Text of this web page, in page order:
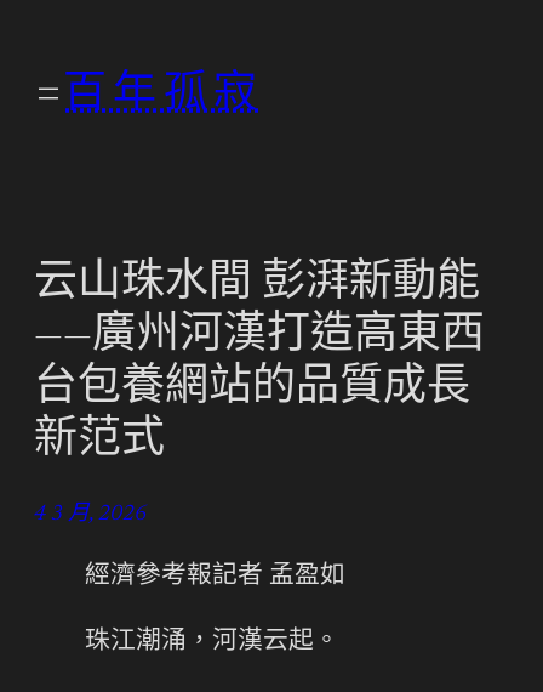
百年孤寂
云山珠水間 彭湃新動能
——廣州河漢打造高東西
台包養網站的品質成長
新范式
4 3 月, 2026
經濟參考報記者 孟盈如
珠江潮涌，河漢云起。